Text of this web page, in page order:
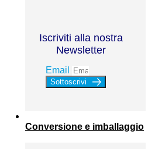
Iscriviti alla nostra
Newsletter
Email
Sottoscrivi
Conversione e imballaggio